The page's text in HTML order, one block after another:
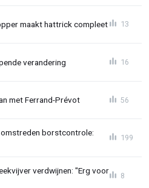
maakt hattrick compleet 13
verandering 16
met Ferrand-Prévot 56
borstcontrole:
199
verdwijnen: "Erg voor
8